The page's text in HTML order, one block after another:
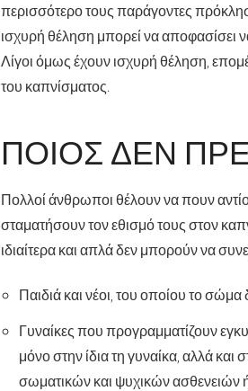
περισσότερο τους παράγοντες
ισχυρή θέληση μπορεί να αποφασίσει
Λίγοι όμως έχουν ισχυρή θέληση,
του καπνίσματος.
ΠΟΙΟΣ ΔΕΝ
Πολλοί άνθρωποι θέλουν να πουν
σταματήσουν τον εθισμό τους στον
ιδιαίτερα και απλά δεν μπορούν να
Παιδιά και νέοι , του οποίου το σώμα
Γυναίκες που προγραμματίζουν
μόνο στην ίδια τη γυναίκα, αλλά
σωματικών και ψυχικών ασθενειών